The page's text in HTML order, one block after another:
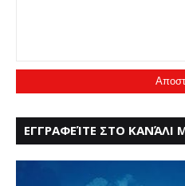
ΕΓΓΡΑΦΕΊΤΕ ΣΤΟ ΚΑΝΆΛΙ